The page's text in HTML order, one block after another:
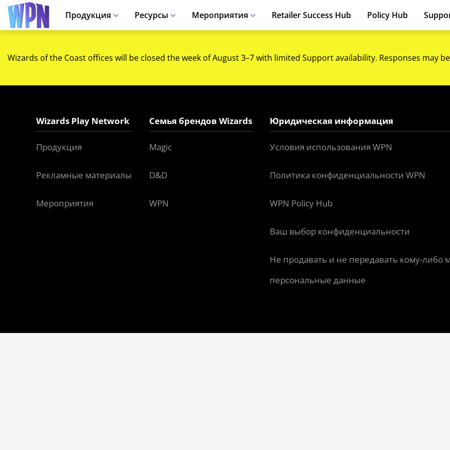
Продукция Ресурсы Мероприятия Retailer Success Hub Policy Hub
Wizards of the Coast offices will be closed the week of August 3–7 with limited Support availability. Responses may
Wizards Play Network
Продукция
Рекламные материалы
Мероприятия
Семья брендов Wizards
Magic
D&D
WPN
Юридическая информация
Условия использования WPN
Политика конфиденциальности WPN
WPN Policy Hub
Ваш выбор конфиденциальности
Не продавать и не передавать кому-либо
персональные данные